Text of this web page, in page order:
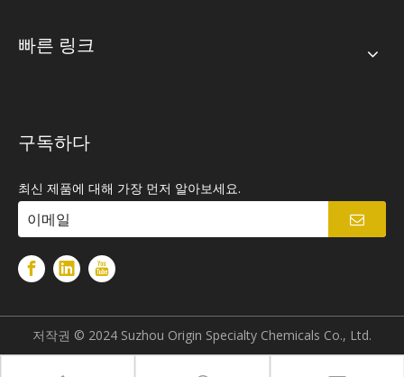
빠른 링크
구독하다
최신 제품에 대해 가장 먼저 알아보세요.
저작권 © 2024 Suzhou Origin Specialty Chemicals Co., Ltd.